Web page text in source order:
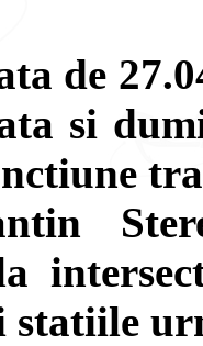
de
si
statiile